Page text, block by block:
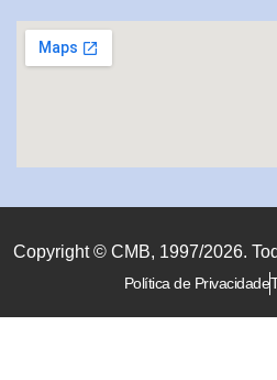
Copyright © CMB, 1997/2026.
Política de Privacidade